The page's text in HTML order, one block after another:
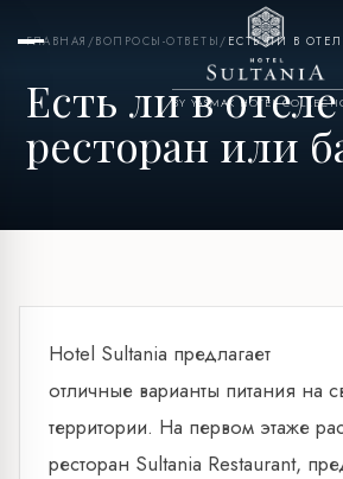
BY YASMAK HOTEL
ГЛАВНАЯ /ВОПРОСЫ-ОТВЕТЫ / ЕСТЬ ЛИ В
Есть ли в отеле
ресторан или
Hotel Sultania предлагает
отличные варианты питания на
территории. На первом этаже
ресторан Sultania Restaurant,